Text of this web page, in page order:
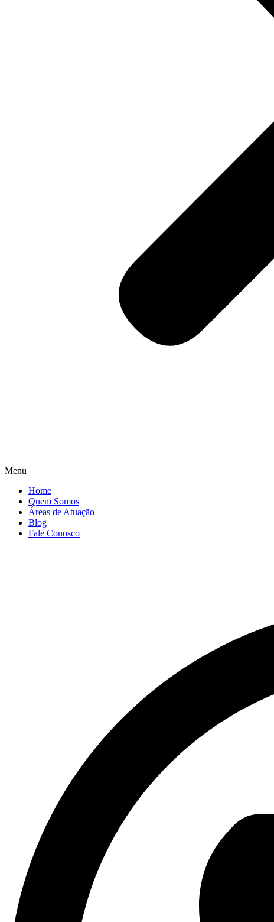
Menu
Home
Quem Somos
Áreas de Atuação
Blog
Fale Conosco